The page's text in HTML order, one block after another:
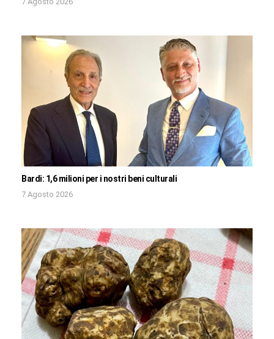
Bardi: 1,6 milioni per i nostri beni culturali
7 Agosto 2026